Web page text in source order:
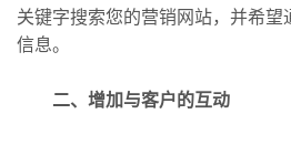
关键字搜索您的营销网站，并希望
信息。
二、增加与客户的互动